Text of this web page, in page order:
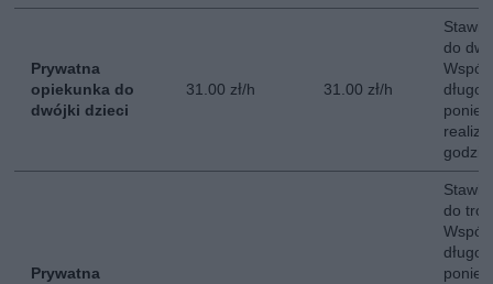
Prywatna
opiekunka do
dwójki dzieci
31.00 zł/h 31.00 zł/h
do
Prywatna
do